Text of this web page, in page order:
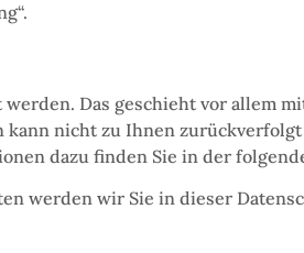
Das geschieht vor allem
nicht zu Ihnen
dazu finden Sie in der
werden wir Sie in dieser